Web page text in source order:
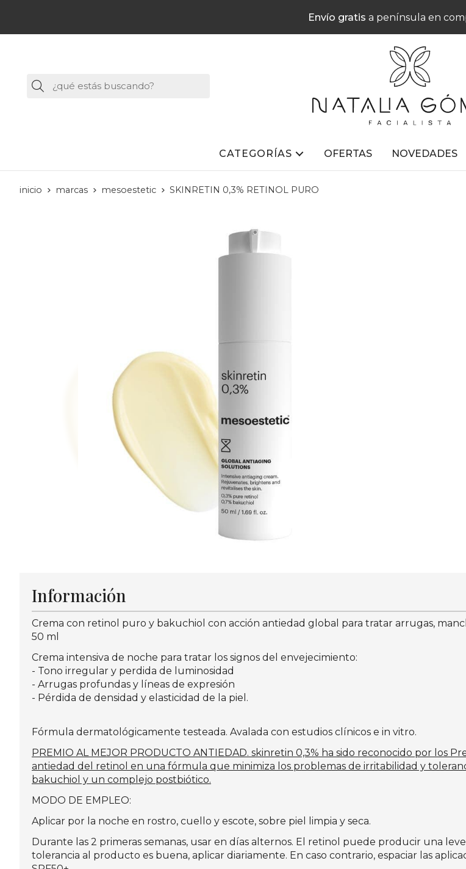
Envío gratis a península en
Buscar
CATEGORÍAS OFERTAS NOVEDADES
inicio marcas mesoestetic SKINRETIN 0,3% RETINOL PURO
Información
Crema con retinol puro y bakuchiol con acción antiedad global para tratar arrugas,
50 ml
Crema intensiva de noche para tratar los signos del envejecimiento:
- Tono irregular y perdida de luminosidad
- Arrugas profundas y líneas de expresión
- Pérdida de densidad y elasticidad de la piel.
Fórmula dermatológicamente testeada. Avalada con estudios clínicos e in vitro.
PREMIO AL MEJOR PRODUCTO ANTIEDAD. skinretin 0,3% ha sido reconocido por los
antiedad del retinol en una fórmula que minimiza los problemas de irritabilidad y
bakuchiol y un complejo postbiótico.
MODO DE EMPLEO:
Aplicar por la noche en rostro, cuello y escote, sobre piel limpia y seca.
Durante las 2 primeras semanas, usar en días alternos. El retinol puede producir una
tolerancia al producto es buena, aplicar diariamente. En caso contrario, espaciar las